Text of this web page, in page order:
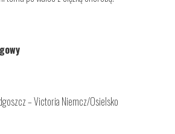
– Victoria Niemcz/Osielsko